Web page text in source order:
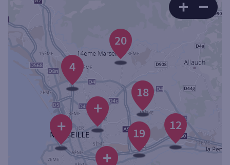
Ville / Code postal
Rue
Rechercher
+
+
+
20
19
18
12
4